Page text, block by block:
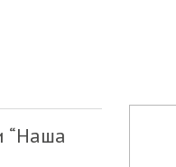
“Наша